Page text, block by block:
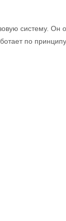
систему. Он
по принципу